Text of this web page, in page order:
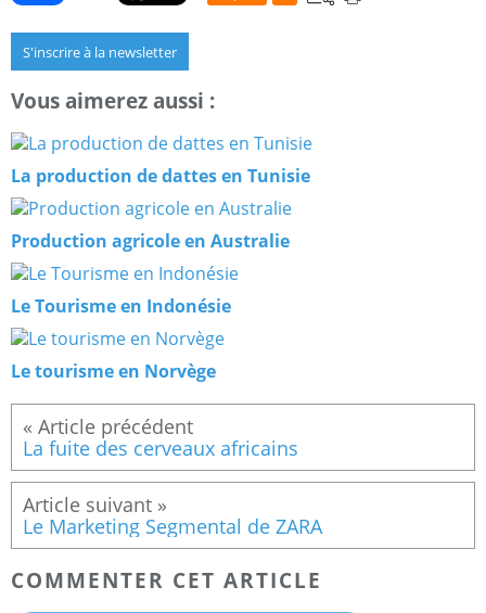
S'inscrire à la newsletter
Vous aimerez aussi :
La production de dattes en Tunisie
Production agricole en Australie
Le Tourisme en Indonésie
Le tourisme en Norvège
La fuite des cerveaux africains
Le Marketing Segmental de ZARA
COMMENTER CET ARTICLE